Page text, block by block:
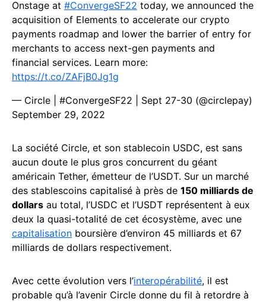
Onstage at #ConvergeSF22 today, we announced the
acquisition of Elements to accelerate our crypto
payments roadmap and lower the barrier of entry for
merchants to access next-gen payments and
financial services. Learn more:
https://t.co/ZAFjB0Jg1g
— Circle | #ConvergeSF22 | Sept 27-30 (@circlepay)
September 29, 2022
La société Circle, et son stablecoin USDC, est sans
aucun doute le plus gros concurrent du géant
américain Tether, émetteur de l’USDT. Sur un marché
des stablescoins capitalisé à près de 150 milliards de
dollars au total, l’USDC et l’USDT représentent à eux
deux la quasi-totalité de cet écosystème, avec une
capitalisation boursière d’environ 45 milliards et 67
milliards de dollars respectivement.
Avec cette évolution vers l’interopérabilité, il est
probable qu’à l’avenir Circle donne du fil à retordre à